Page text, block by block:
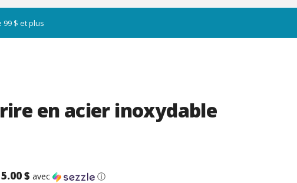
$ et plus
en acier inoxydable
$ avec ⓘ